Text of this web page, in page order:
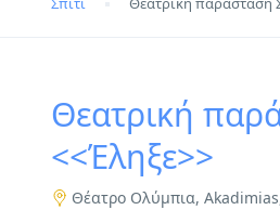
Θεατρική
<<Έληξε>>
Θέατρο Ολύμπια,